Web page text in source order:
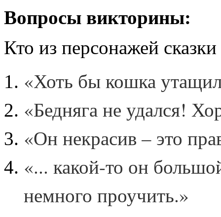
Вопросы викторины:
Кто из персонажей
«Хоть бы кошка
«Бедняга не удался!
«Он некрасив – это
«... какой-то он
немного проучить.»